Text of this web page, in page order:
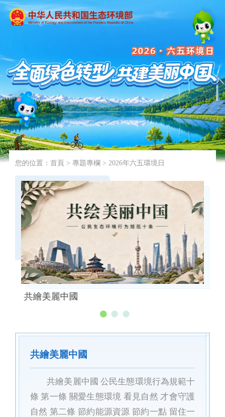
您的位置： 首頁> 專題專欄> 2026年六五環境日
共繪美麗中國
共繪美麗中國
共繪美麗中國 公民生態環境行為規範十
條 第一條 關愛生態環境 看見自然 才會守護
自然 第二條 節約能源資源 節約一點 留住一